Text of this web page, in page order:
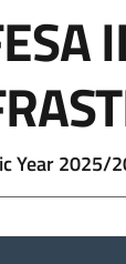
Year 2025/